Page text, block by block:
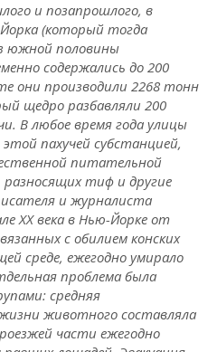
и позапрошлого, в
(который тогда
южной половины
содержались до 200
они производили 2268 тонн
щедро разбавляли 200
В любое время года улицы
пахучей субстанцией,
питательной
разносящих тиф и другие
и журналиста
ХХ века в Нью-Йорке от
с обилием конских
среде, ежегодно умирало
проблема была
средняя
животного составляла
части ежегодно